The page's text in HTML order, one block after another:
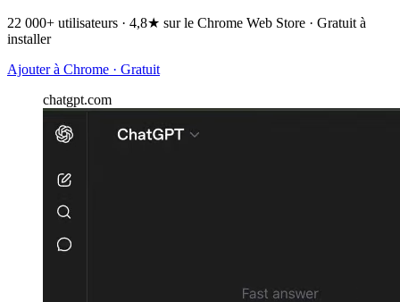
22 000+ utilisateurs · 4,8★ sur le Chrome Web Store · Gratuit à
installer
Ajouter à Chrome · Gratuit
chatgpt.com